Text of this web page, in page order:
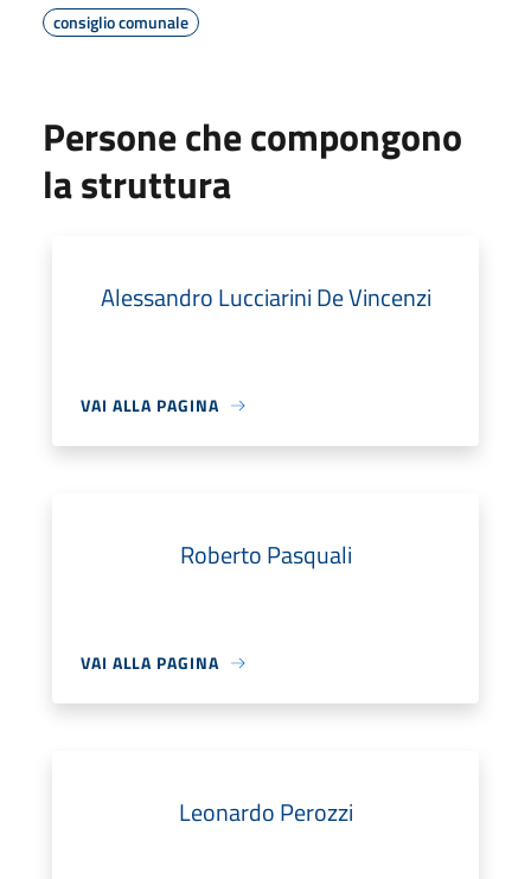
consiglio comunale
Persone che compongono
la struttura
Alessandro Lucciarini De Vincenzi
VAI ALLA PAGINA
Roberto Pasquali
VAI ALLA PAGINA
Leonardo Perozzi